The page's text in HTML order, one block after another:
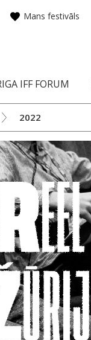
Mans festivāls
IFF FORUM
2022